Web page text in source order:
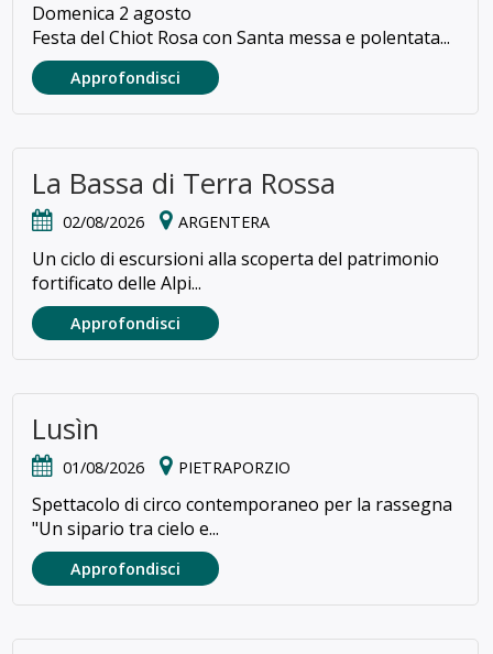
Domenica 2 agosto
Festa del Chiot Rosa con Santa messa e polentata...
Approfondisci
La Bassa di Terra Rossa
02/08/2026 ARGENTERA
Un ciclo di escursioni alla scoperta del patrimonio
fortificato delle Alpi...
Approfondisci
Lusìn
01/08/2026 PIETRAPORZIO
Spettacolo di circo contemporaneo per la rassegna
"Un sipario tra cielo e...
Approfondisci